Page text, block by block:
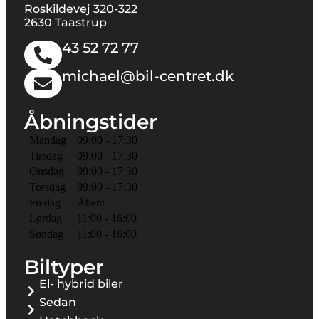
Roskildevej 320-322
2630 Taastrup
43 52 72 77
michael@bil-centret.dk
Åbningstider
Mandag
09:00 - 17:30
Tirsdag
09:00 - 17:30
Onsdag
09:00 - 17:30
Torsdag
09:00 - 17:30
Fredag
Åbent
Lørdag
11:00 - 16:00
Søndag
11:00 - 16:00
Biltyper
El- hybrid biler
Sedan